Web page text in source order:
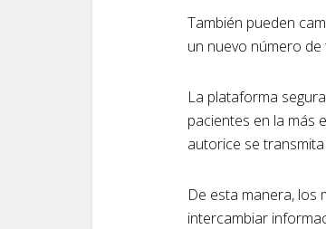
También pueden
un nuevo número
La plataforma
pacientes en la más
autorice se
De esta manera, los
intercambiar